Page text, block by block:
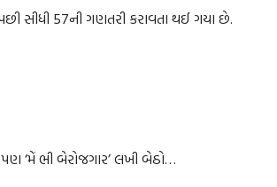
સીધી 57ની ગણતરી કરાવતા થઈ ગયા છે.
‘મેં ભી બેરોજગાર’ લખી બેઠો…